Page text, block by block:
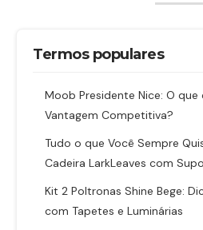
Termos populares
Moob Presidente Nice: O que
Vantagem Competitiva?
Tudo o que Você Sempre
Cadeira LarkLeaves com
Kit 2 Poltronas Shine Bege:
com Tapetes e Luminárias